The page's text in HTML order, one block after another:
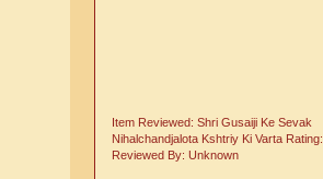
Item Reviewed: Shri Gusaiji Ke Sevak
Nihalchandjalota Kshtriy Ki Varta Rating:
Reviewed By: Unknown